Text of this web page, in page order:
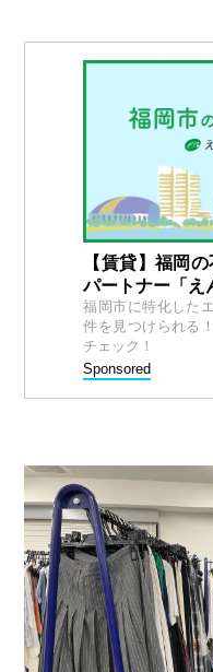
【賃貸】福岡
パートナー「え
福岡市に特化した
件を見つけられる
チェック！
Sponsored